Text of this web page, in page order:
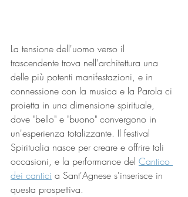
La tensione dell'uomo verso il
trascendente trova nell'architettura una
delle più potenti manifestazioni, e in
connessione con la musica e la Parola ci
proietta in una dimensione spirituale,
dove "bello" e "buono" convergono in
un'esperienza totalizzante. Il festival
Spiritualia nasce per creare e offrire tali
occasioni, e la performance del Cantico
dei cantici a Sant'Agnese s'inserisce in
questa prospettiva.